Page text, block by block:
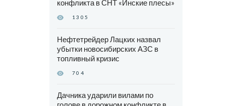
конфликта в СНТ «Инские плесы»
1305
Нефтетрейдер Лацких назвал
убытки новосибирских АЗС в
топливный кризис
704
Дачника ударили вилами по